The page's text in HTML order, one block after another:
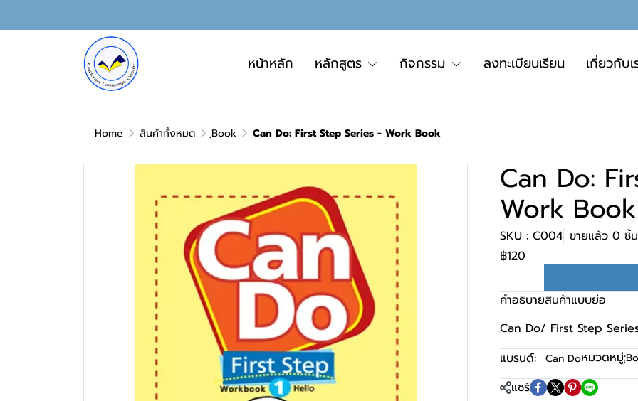
หน้าหลัก หลักสูตร กิจกรรม ลงทะเบียนเรียน เกี่ยวกับเ
Home สินค้าทั้งหมด ฺBook Can Do: First Step Series - Work Book
Can Do:
Work Book
SKU : C004 ขายแล้ว 0 ชิ้น
฿120
คำอธิบายสินค้าแบบย่อ
Can Do/ First Step
แบรนด์:
Can Doหมวดหมู่:
แชร์